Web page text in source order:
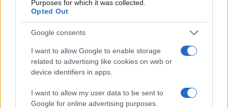
Purposes for which it was collected.
Opted Out
Google consents
I want to allow Google to enable storage
related to advertising like cookies on web or
device identifiers in apps.
I want to allow my user data to be sent to
Google for online advertising purposes.
collocati negli Spam;
inserisce nel form una PEC e si inoltra la
domanda inoltrata e invita ad attendere la
conferma (che su PEC però non arriva).